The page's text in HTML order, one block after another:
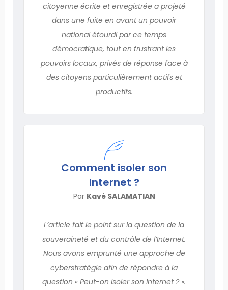
citoyenne écrite et enregistrée a projeté
dans une fuite en avant un pouvoir
national étourdi par ce temps
démocratique, tout en frustrant les
pouvoirs locaux, privés de réponse face à
des citoyens particulièrement actifs et
productifs.
Comment isoler son
Internet ?
Par Kavé SALAMATIAN
L’article fait le point sur la question de la
souveraineté et du contrôle de l’Internet.
Nous avons emprunté une approche de
cyberstratégie afin de répondre à la
question « Peut-on isoler son Internet ? ».